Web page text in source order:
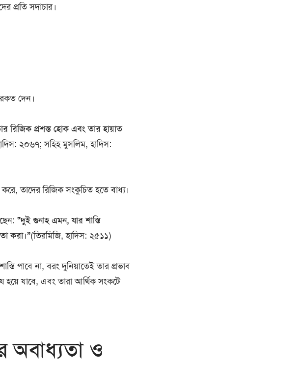
প্রতি সদাচার।
দেন।
রিজিক প্রশস্ত হোক এবং তার হায়াত
২০৬৭; সহিহ মুসলিম, হাদিস:
তাদের রিজিক সংকুচিত হতে বাধ্য।
“দুই গুনাহ এমন, যার শাস্তি
করা।”(তিরমিজি, হাদিস: ২৫১১)
পাবে না, বরং দুনিয়াতেই তার প্রভাব
যাবে, এবং তারা আর্থিক সংকটে
অবাধ্যতা ও